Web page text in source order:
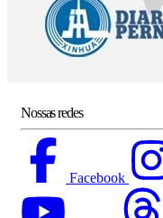
Nossas redes
Facebook